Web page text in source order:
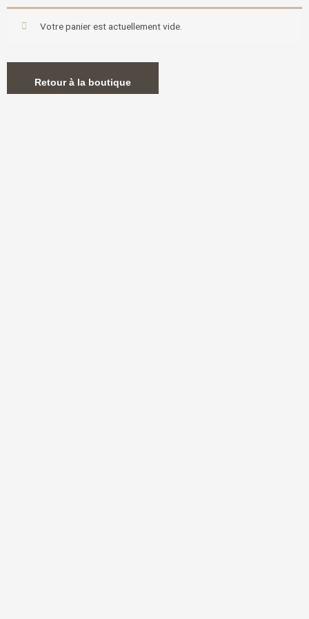
Votre panier est actuellement vide.
Retour à la boutique